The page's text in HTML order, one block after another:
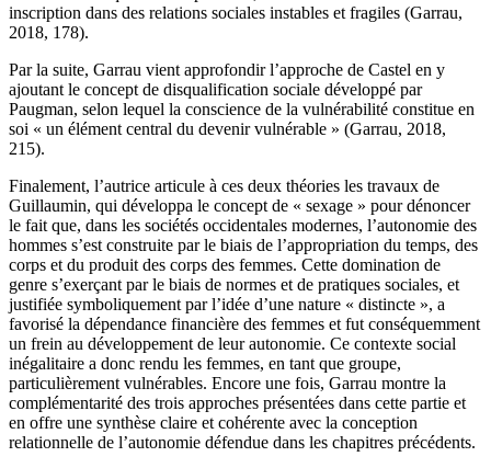
inscription dans des relations sociales instables et fragiles (Garrau,
2018, 178).
Par la suite, Garrau vient approfondir l’approche de Castel en y
ajoutant le concept de disqualification sociale développé par
Paugman, selon lequel la conscience de la vulnérabilité constitue en
soi « un élément central du devenir vulnérable » (Garrau, 2018,
215).
Finalement, l’autrice articule à ces deux théories les travaux de
Guillaumin, qui développa le concept de « sexage » pour dénoncer
le fait que, dans les sociétés occidentales modernes, l’autonomie des
hommes s’est construite par le biais de l’appropriation du temps, des
corps et du produit des corps des femmes. Cette domination de
genre s’exerçant par le biais de normes et de pratiques sociales, et
justifiée symboliquement par l’idée d’une nature « distincte », a
favorisé la dépendance financière des femmes et fut conséquemment
un frein au développement de leur autonomie. Ce contexte social
inégalitaire a donc rendu les femmes, en tant que groupe,
particulièrement vulnérables. Encore une fois, Garrau montre la
complémentarité des trois approches présentées dans cette partie et
en offre une synthèse claire et cohérente avec la conception
relationnelle de l’autonomie défendue dans les chapitres précédents.